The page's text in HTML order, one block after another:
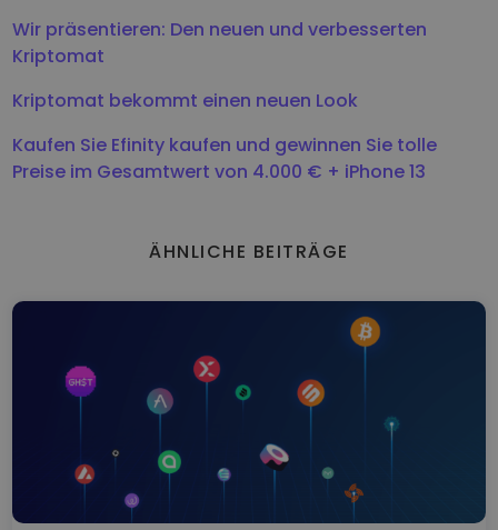
Wir präsentieren: Den neuen und verbesserten
Kriptomat
Kriptomat bekommt einen neuen Look
Kaufen Sie Efinity kaufen und gewinnen Sie tolle
Preise im Gesamtwert von 4.000 € + iPhone 13
ÄHNLICHE BEITRÄGE